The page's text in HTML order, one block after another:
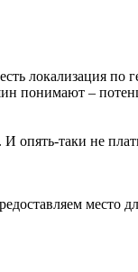
локализация по
понимают –
таки не
место